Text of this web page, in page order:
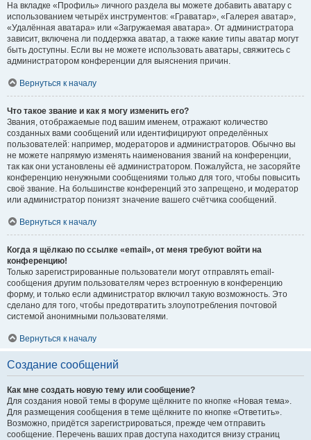
На вкладке «Профиль» личного раздела вы можете добавить аватару с
использованием четырёх инструментов: «Граватар», «Галерея аватар»,
«Удалённая аватара» или «Загружаемая аватара». От администратора
зависит, включена ли поддержка аватар, а также какие типы аватар могут
быть доступны. Если вы не можете использовать аватары, свяжитесь с
администратором конференции для выяснения причин.
Вернуться к началу
Что такое звание и как я могу изменить его?
Звания, отображаемые под вашим именем, отражают количество
созданных вами сообщений или идентифицируют определённых
пользователей: например, модераторов и администраторов. Обычно вы
не можете напрямую изменять наименования званий на конференции,
так как они установлены её администратором. Пожалуйста, не засоряйте
конференцию ненужными сообщениями только для того, чтобы повысить
своё звание. На большинстве конференций это запрещено, и модератор
или администратор понизят значение вашего счётчика сообщений.
Вернуться к началу
Когда я щёлкаю по ссылке «email», от меня требуют войти на
конференцию!
Только зарегистрированные пользователи могут отправлять email-
сообщения другим пользователям через встроенную в конференцию
форму, и только если администратор включил такую возможность. Это
сделано для того, чтобы предотвратить злоупотребления почтовой
системой анонимными пользователями.
Вернуться к началу
Создание сообщений
Как мне создать новую тему или сообщение?
Для создания новой темы в форуме щёлкните по кнопке «Новая тема».
Для размещения сообщения в теме щёлкните по кнопке «Ответить».
Возможно, придётся зарегистрироваться, прежде чем отправить
сообщение. Перечень ваших прав доступа находится внизу страниц